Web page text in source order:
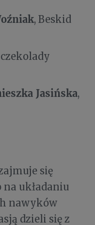
, Beskid
Jasińska,
się
układaniu
nawyków
dzieli się z